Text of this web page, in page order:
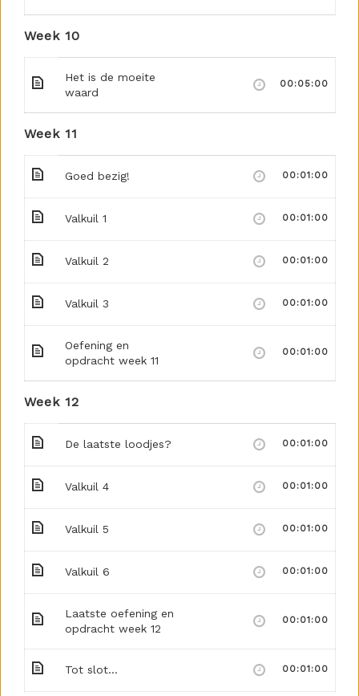
Week 10
Het is de moeite
waard
00:05:00
Week 11
Goed bezig! 00:01:00
Valkuil 1 00:01:00
Valkuil 2 00:01:00
Valkuil 3 00:01:00
Oefening en
opdracht week 11
00:01:00
Week 12
De laatste loodjes? 00:01:00
Valkuil 4 00:01:00
Valkuil 5 00:01:00
Valkuil 6 00:01:00
Laatste oefening en
opdracht week 12
00:01:00
Tot slot… 00:01:00